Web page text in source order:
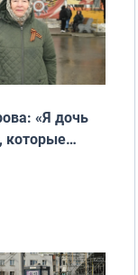
«Я дочь
которые